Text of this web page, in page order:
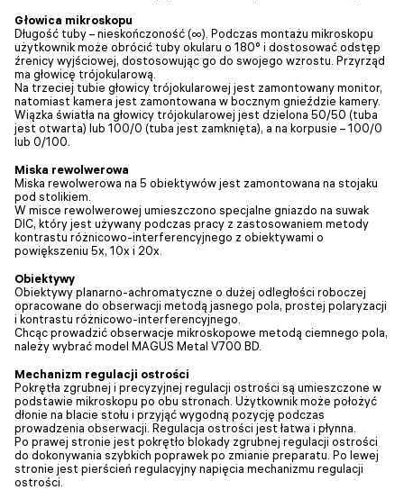
Głowica mikroskopu
Długość tuby – nieskończoność (∞). Podczas montażu mikroskopu
użytkownik może obrócić tuby okularu o 180° i dostosować odstęp
źrenicy wyjściowej, dostosowując go do swojego wzrostu. Przyrząd
ma głowicę trójokularową.
Na trzeciej tubie głowicy trójokularowej jest zamontowany monitor,
natomiast kamera jest zamontowana w bocznym gnieździe kamery.
Wiązka światła na głowicy trójokularowej jest dzielona 50/50 (tuba
jest otwarta) lub 100/0 (tuba jest zamknięta), a na korpusie – 100/0
lub 0/100.
Miska rewolwerowa
Miska rewolwerowa na 5 obiektywów jest zamontowana na stojaku
pod stolikiem.
W misce rewolwerowej umieszczono specjalne gniazdo na suwak
DIC, który jest używany podczas pracy z zastosowaniem metody
kontrastu różnicowo-interferencyjnego z obiektywami o
powiększeniu 5x, 10x i 20x.
Obiektywy
Obiektywy planarno-achromatyczne o dużej odległości roboczej
opracowane do obserwacji metodą jasnego pola, prostej polaryzacji
i kontrastu różnicowo-interferencyjnego.
Chcąc prowadzić obserwacje mikroskopowe metodą ciemnego pola,
należy wybrać model MAGUS Metal V700 BD.
Mechanizm regulacji ostrości
Pokrętła zgrubnej i precyzyjnej regulacji ostrości są umieszczone w
podstawie mikroskopu po obu stronach. Użytkownik może położyć
dłonie na blacie stołu i przyjąć wygodną pozycję podczas
prowadzenia obserwacji. Regulacja ostrości jest łatwa i płynna.
Po prawej stronie jest pokrętło blokady zgrubnej regulacji ostrości
do dokonywania szybkich poprawek po zmianie preparatu. Po lewej
stronie jest pierścień regulacyjny napięcia mechanizmu regulacji
ostrości.